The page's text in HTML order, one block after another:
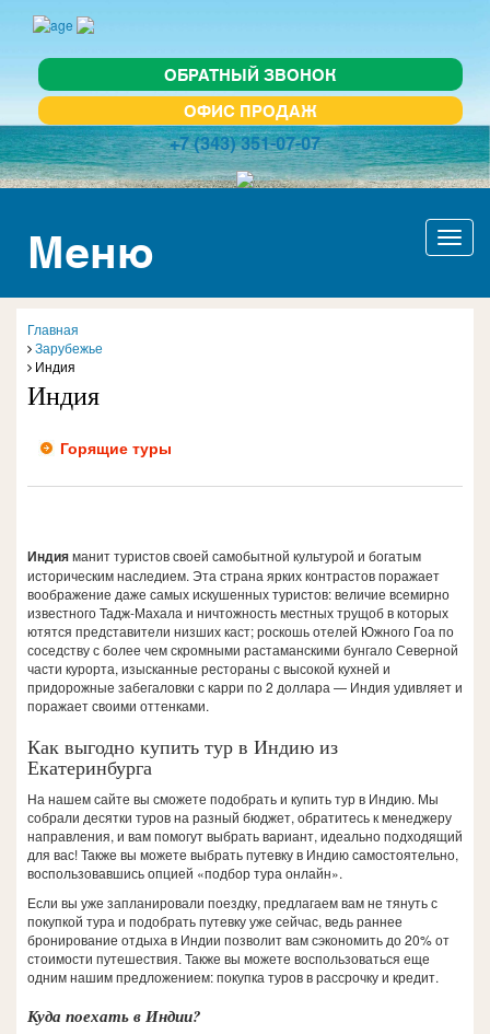
ОБРАТНЫЙ ЗВОНОК
ОФИС ПРОДАЖ
+7 (343) 351-07-07
Меню
Главная
Зарубежье
Индия
Индия
Горящие туры
Индияманит туристов своей самобытной культурой и богатым
историческим наследием. Эта страна ярких контрастов поражает
воображение даже самых искушенных туристов: величие всемирно
известного Тадж-Махала и ничтожность местных трущоб в которых
ютятся представители низших каст; роскошь отелей Южного Гоа по
соседству с более чем скромными растаманскими бунгало Северной
части курорта, изысканные рестораны с высокой кухней и
придорожные забегаловки с карри по 2 доллара — Индия удивляет и
поражает своими оттенками.
Как выгодно купить тур в Индию из
Екатеринбурга
На нашем сайте вы сможете подобрать и купить тур в Индию. Мы
собрали десятки туров на разный бюджет, обратитесь к менеджеру
направления, и вам помогут выбрать вариант, идеально подходящий
для вас! Также вы можете выбрать путевку в Индию самостоятельно,
воспользовавшись опцией «подбор тура онлайн».
Если вы уже запланировали поездку, предлагаем вам не тянуть с
покупкой тура и подобрать путевку уже сейчас, ведь раннее
бронирование отдыха в Индии позволит вам сэкономить до 20% от
стоимости путешествия. Также вы можете воспользоваться еще
одним нашим предложением: покупка туров в рассрочку и кредит.
Куда поехать в Индии?